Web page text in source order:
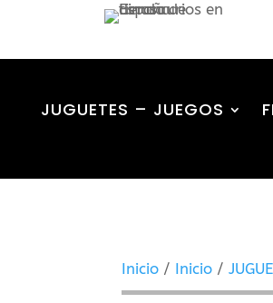
JUGUETES – JUEGOS
Inicio / Inicio /